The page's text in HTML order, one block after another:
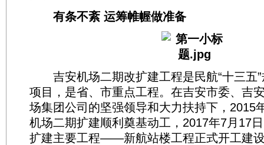
有条不紊 运筹帷幄做准备
吉安机场二期改扩建工程是民航“十三五”
项目，是省、市重点工程。在吉安市委、吉
场集团公司的坚强领导和大力扶持下，2015
机场二期扩建顺利奠基动工，2017年7月17
扩建主要工程——新航站楼工程正式开工建